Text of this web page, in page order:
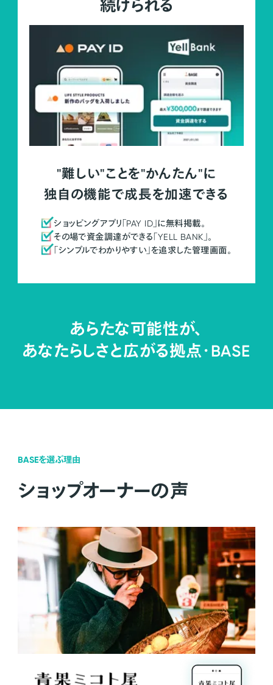
続けられる
"難しい"ことを"かんたん"に
独自の機能で成長を加速できる
ショッピングアプリ「PAY ID」に無料掲載。
その場で資金調達ができる「YELL BANK」。
「シンプルでわかりやすい」を追求した管理画面。
あらたな可能性が、
あなたらしさと広がる拠点・BASE
BASEを選ぶ理由
ショップオーナーの声